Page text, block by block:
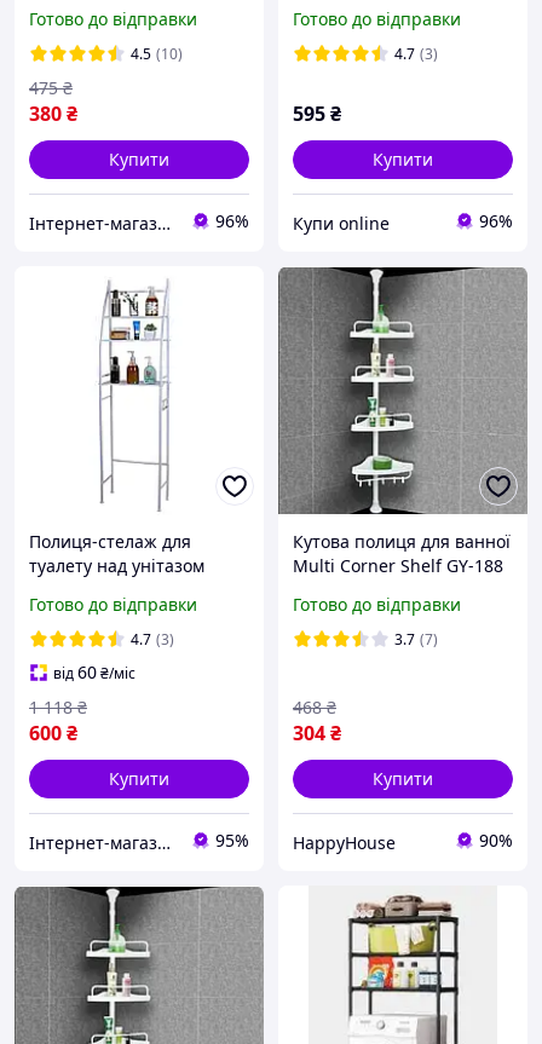
полиця. Полиця-
органайзер для ванної
кімнати.
Готово до відправки
4.5 (10)
380₴
475 ₴
Купити
Інтернет-магазин Fantasticshop 96%
Готово до відправки
4.7 (3)
595₴
Купити
Купи online 96%
Полиця-стелаж для
туалету над унітазом
Готово до відправки
4.7 (3)
від60₴/міс
600₴
1 118 ₴
Купити
Інтернет-магазин "VINT" 95%
Кутова полиця для ванної
Multi Corner Shelf GY-188
Готово до відправки
3.7 (7)
304₴
468 ₴
Купити
HappyHouse 90%